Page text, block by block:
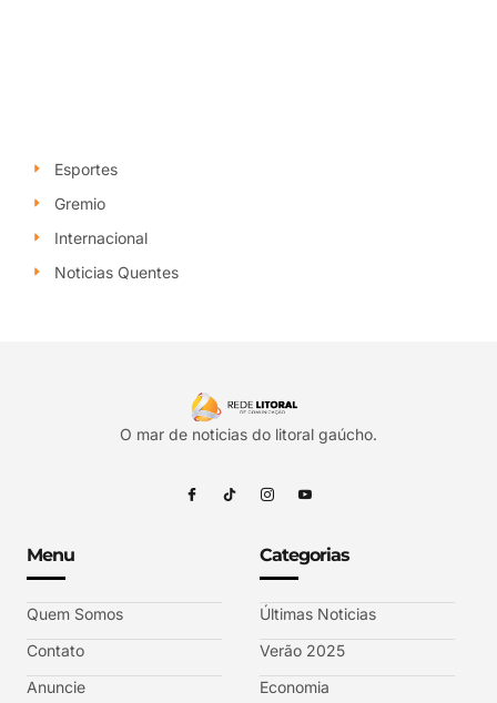
Esportes
Gremio
Internacional
Noticias Quentes
O mar de noticias do litoral gaúcho.
Menu
Quem Somos
Contato
Anuncie
Categorias
Últimas Noticias
Verão 2025
Economia